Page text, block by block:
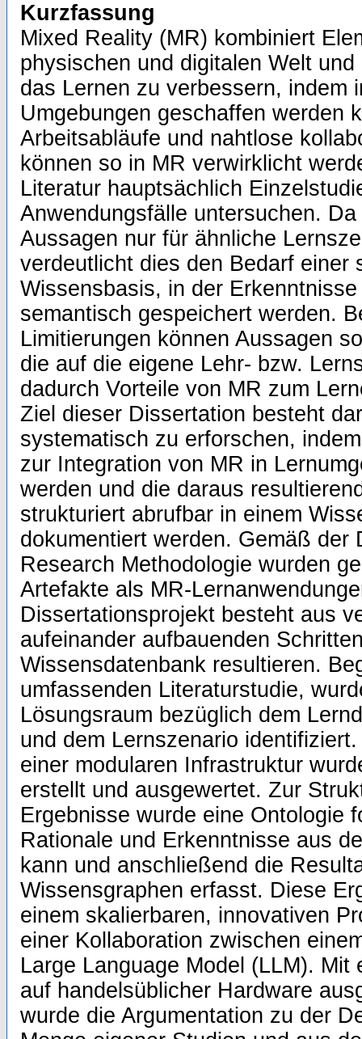
Kurzfassung
Mixed Reality (MR) kombiniert
physischen und digitalen Welt
das Lernen zu verbessern, indem
Umgebungen geschaffen werden
Arbeitsabläufe und nahtlose
können so in MR verwirklicht
Literatur hauptsächlich
Anwendungsfälle untersuchen.
Aussagen nur für ähnliche
verdeutlicht dies den Bedarf einer
Wissensbasis, in der
semantisch gespeichert werden.
Limitierungen können Aussagen
die auf die eigene Lehr- bzw.
dadurch Vorteile von MR zum
Ziel dieser Dissertation besteht
systematisch zu erforschen,
zur Integration von MR in
werden und die daraus
strukturiert abrufbar in einem
dokumentiert werden. Gemäß der
Research Methodologie wurden
Artefakte als MR-
Dissertationsprojekt besteht aus
aufeinander aufbauenden
Wissensdatenbank resultieren.
umfassenden Literaturstudie,
Lösungsraum bezüglich dem
und dem Lernszenario
einer modularen Infrastruktur
erstellt und ausgewertet. Zur
Ergebnisse wurde eine Ontologie
Rationale und Erkenntnisse aus
kann und anschließend die
Wissensgraphen erfasst. Diese
einem skalierbaren, innovativen
einer Kollaboration zwischen
Large Language Model (LLM). Mit
auf handelsüblicher Hardware
wurde die Argumentation zu der